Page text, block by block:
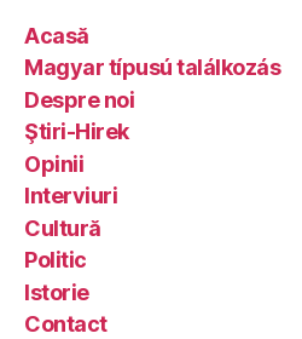
Acasă
Magyar típusú találkozás
Despre noi
Ştiri-Hirek
Opinii
Interviuri
Cultură
Politic
Istorie
Contact